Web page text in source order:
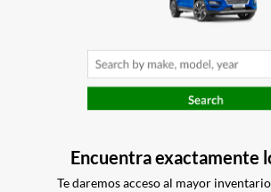
Encuentra exactamente
Te daremos acceso al mayor